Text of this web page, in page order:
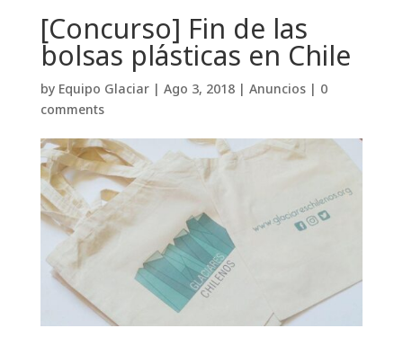
[Concurso] Fin de las
bolsas plásticas en Chile
by Equipo Glaciar| Ago 3, 2018| Anuncios| 0
comments